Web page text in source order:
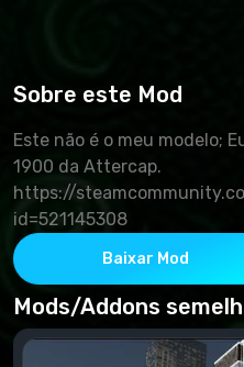
Sobre este Mod
Este não é o meu modelo;
1900 da Attercap.
https://
id=521145308
Baixar Mod
Mods/Addons